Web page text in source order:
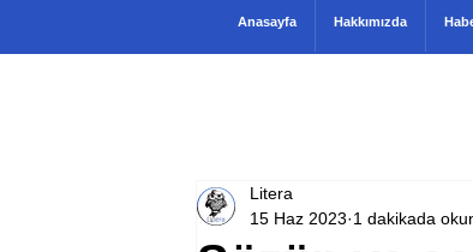
Litera
15 Haz 2023 1 dakikada
Anasayfa Hakkımızda